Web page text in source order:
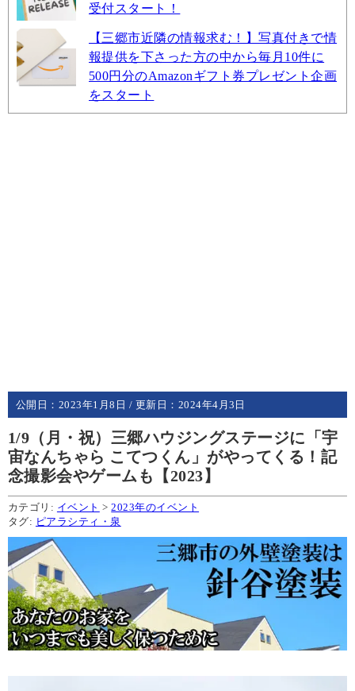
受付スタート！
【三郷市近隣の情報求む！】写真付きで情
報提供を下さった方の中から毎月10件に
500円分のAmazonギフト券プレゼント企画
をスタート
公開日： 2023年1月8日 / 更新日： 2024年4月3日
1/9（月・祝）三郷ハウジングステージに「宇
宙なんちゃら こてつくん」がやってくる！記
念撮影会やゲームも【2023】
カテゴリ: イベント >2023年のイベント
タグ: ピアラシティ・泉